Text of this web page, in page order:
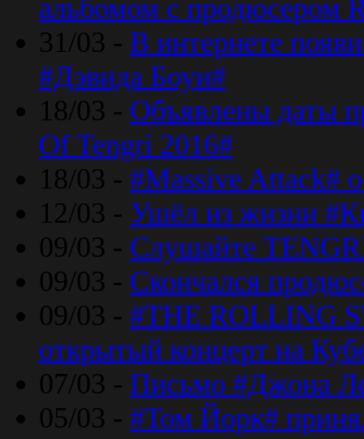
альбомом с продюсером
31/03 - В интернете
#Дэвида Боуи#
18/03 - Объявлены даты
Of Tengri 2016#
18/03 - #Massive Attack#
12/03 - Ушёл из жизни
09/03 - Слушайте
09/03 - Скончался
09/03 - #THE ROLLING
открытый концерт на
07/03 - Письмо #Джона
05/03 - #Том Йорк#